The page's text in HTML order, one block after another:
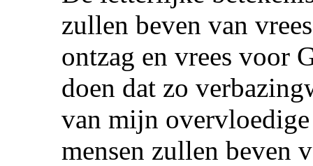
zullen beven van
ontzag en vrees voor
doen dat zo
van mijn
mensen zullen beven